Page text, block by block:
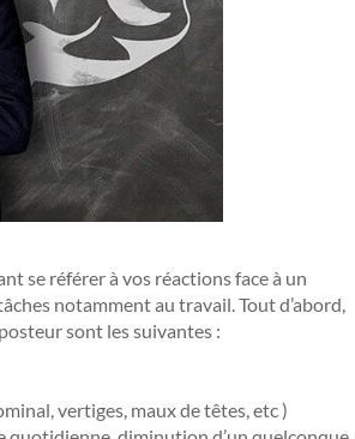
se référer à vos réactions face à un
notamment au travail. Tout d’abord,
sont les suivantes :
vertiges, maux de têtes, etc )